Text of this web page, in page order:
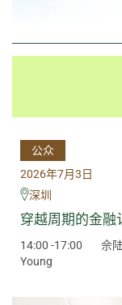
公众
2026年7月3日
深圳
穿越周期的金融
14:00 -17:00
佘
Young